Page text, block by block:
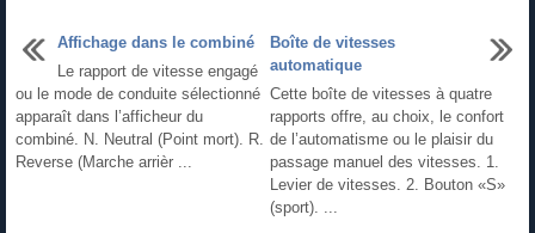
Affichage dans le combiné
Le rapport de vitesse engagé
ou le mode de conduite sélectionné
apparaît dans l’afficheur du
combiné. N. Neutral (Point mort). R.
Reverse (Marche arrièr ...
Boîte de vitesses
automatique
Cette boîte de vitesses à quatre
rapports offre, au choix, le confort
de l’automatisme ou le plaisir du
passage manuel des vitesses. 1.
Levier de vitesses. 2. Bouton «S»
(sport). ...